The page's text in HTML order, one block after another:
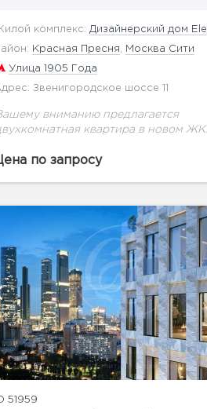
комплекс: Дизайнерский дом
Красная Пресня Москва Сити
Улица 1905 Года
Звенигородское шоссе 11
вниманию предлагается
квартира в новом ЖК.
класса, призванный создать
по запросу
51959